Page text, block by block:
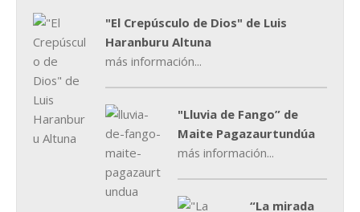
"El Crepúsculo de Dios" de Luis
Haranburu Altuna
más información...
"Lluvia de Fango” de
Maite Pagazaurtundúa
más información...
“La mirada